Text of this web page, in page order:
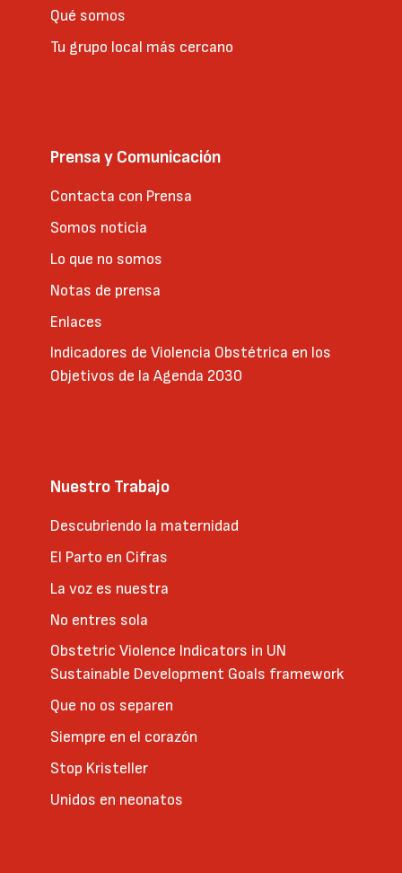
Qué somos
Tu grupo local más cercano
Prensa y Comunicación
Contacta con Prensa
Somos noticia
Lo que no somos
Notas de prensa
Enlaces
Indicadores de Violencia Obstétrica en los
Objetivos de la Agenda 2030
Nuestro Trabajo
Descubriendo la maternidad
El Parto en Cifras
La voz es nuestra
No entres sola
Obstetric Violence Indicators in UN
Sustainable Development Goals framework
Que no os separen
Siempre en el corazón
Stop Kristeller
Unidos en neonatos